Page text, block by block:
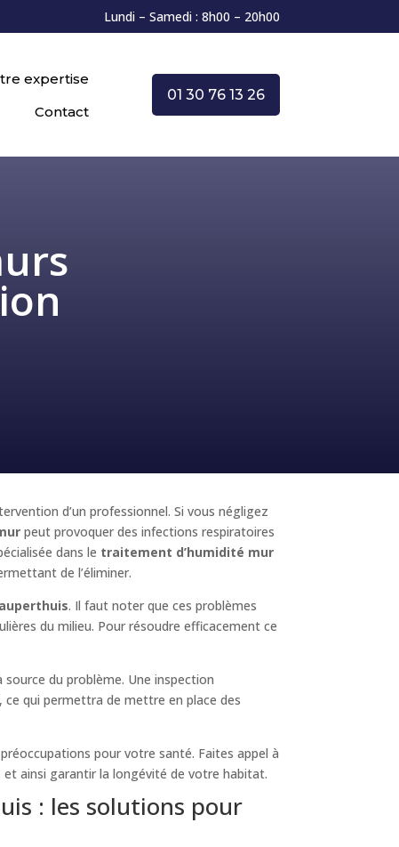
Lundi – Samedi : 8h00 – 20h00
expertise
Contact
01 30 76 13 26
d’un professionnel. Si vous négligez
peut provoquer des infections respiratoires
dans le traitement d’humidité mur
de l’éliminer.
. Il faut noter que ces problèmes
du milieu. Pour résoudre efficacement ce
du problème. Une inspection
ce qui permettra de mettre en place des
pour votre santé. Faites appel à
ainsi garantir la longévité de votre habitat.
: les solutions pour